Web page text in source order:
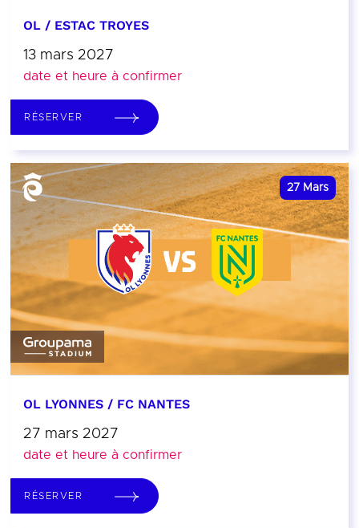
OL / ESTAC TROYES
13 mars 2027
date et heure à confirmer
RÉSERVER
27 Mars
OL LYONNES / FC NANTES
27 mars 2027
date et heure à confirmer
RÉSERVER